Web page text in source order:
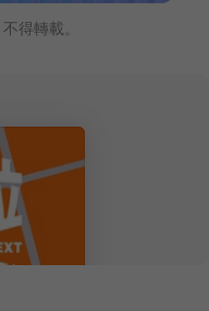
得轉載。